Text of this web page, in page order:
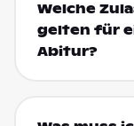
Welche
gelten für
Abitur?